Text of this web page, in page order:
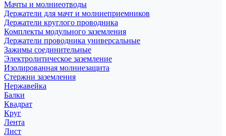
Мачты и молниеотводы
Держатели для мачт и молниеприемников
Держатели круглого проводника
Комплекты модульного заземления
Держатели проводника универсальные
Зажимы соединительные
Электролитическое заземление
Изолированная молниезащита
Стержни заземления
Нержавейка
Балки
Квадрат
Круг
Лента
Лист